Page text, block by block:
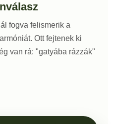
fogva felismerik a
Ott fejtenek ki
van rá: "gatyába rázzák"